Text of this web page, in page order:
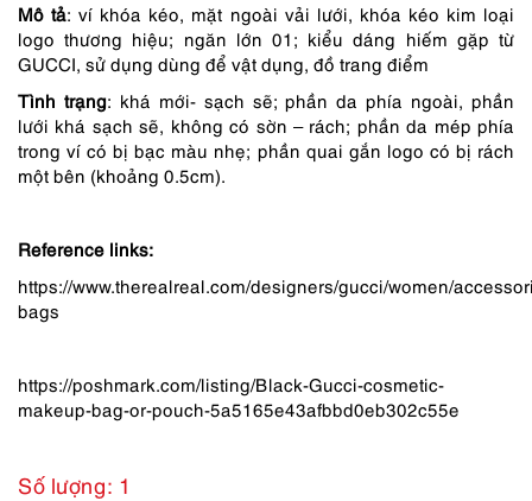
Mô tả: ví khóa kéo, mặt ngoài vải lưới, khóa kéo kim loại
logo thương hiệu; ngăn lớn 01; kiểu dáng hiếm gặp từ
GUCCI, sử dụng dùng để vật dụng, đồ trang điểm
Tình trạng: khá mới- sạch sẽ; phần da phía ngoài, phần
lưới khá sạch sẽ, không có sờn – rách; phần da mép phía
trong ví có bị bạc màu nhẹ; phần quai gắn logo có bị rách
một bên (khoảng 0.5cm).
Reference links:
https://www.therealreal.com/designers/gucci/women/
bags
https://poshmark.com/listing/Black-Gucci-cosmetic-
makeup-bag-or-pouch-5a5165e43afbbd0eb302c55e
Số lượng: 1